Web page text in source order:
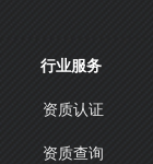
资质认证
资质查询
行业服务